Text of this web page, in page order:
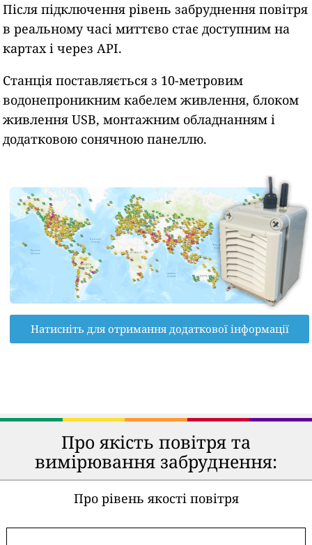
Після підключення рівень забруднення повітря
в реальному часі миттєво стає доступним на
картах і через API.
Станція поставляється з 10-метровим
водонепроникним кабелем живлення, блоком
живлення USB, монтажним обладнанням і
додатковою сонячною панеллю.
Натисніть для отримання додаткової інформації
Про якість повітря та
вимірювання забруднення:
Про рівень якості повітря